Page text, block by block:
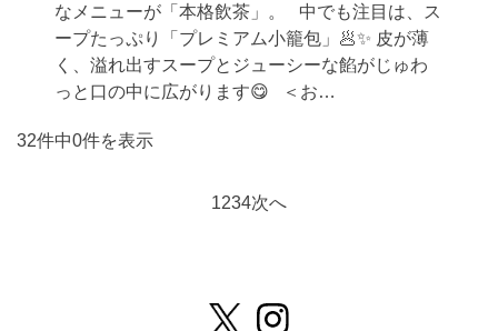
なメニューが「本格飲茶」。 中でも注目は、ス
ープたっぷり「プレミアム小籠包」🥟✨ 皮が薄
く、溢れ出すスープとジューシーな餡がじゅわ
っと口の中に広がります😋 ＜お…
32件中0件を表示
1234次へ